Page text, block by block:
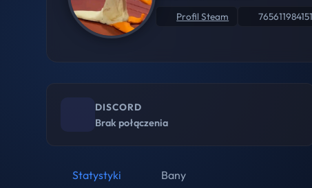
Profil Steam
DISCORD
Brak połączenia
Statystyki Bany